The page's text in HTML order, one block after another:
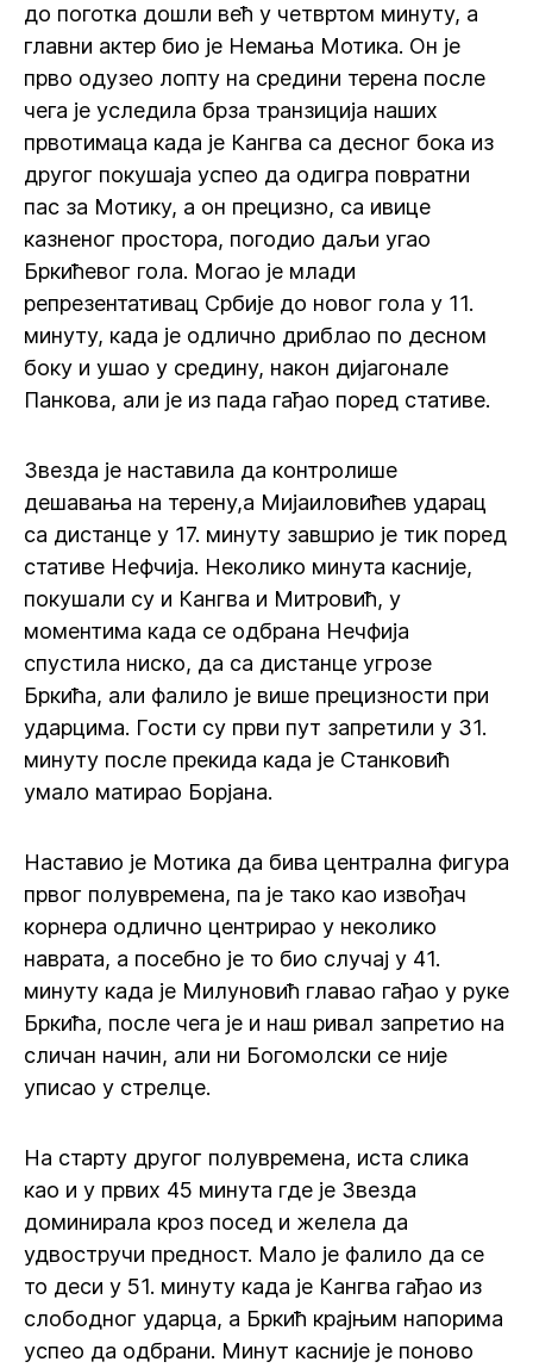
до поготка дошли већ у четвртом минуту, а
главни актер био је Немања Мотика. Он је
прво одузео лопту на средини терена после
чега је уследила брза транзиција наших
првотимаца када је Кангва са десног бока из
другог покушаја успео да одигра повратни
пас за Мотику, а он прецизно, са ивице
казненог простора, погодио даљи угао
Бркићевог гола. Могао је млади
репрезентативац Србије до новог гола у 11.
минуту, када је одлично дриблао по десном
боку и ушао у средину, након дијагонале
Панкова, али је из пада гађао поред стативе.
Звезда је наставила да контролише
дешавања на терену,а Мијаиловићев ударац
са дистанце у 17. минуту завшрио је тик поред
стативе Нефчија. Неколико минута касније,
покушали су и Кангва и Митровић, у
моментима када се одбрана Нечфија
спустила ниско, да са дистанце угрозе
Бркића, али фалило је више прецизности при
ударцима. Гости су први пут запретили у 31.
минуту после прекида када је Станковић
умало матирао Борјана.
Наставио је Мотика да бива централна фигура
првог полувремена, па је тако као извођач
корнера одлично центрирао у неколико
наврата, а посебно је то био случај у 41.
минуту када је Милуновић главао гађао у руке
Бркића, после чега је и наш ривал запретио на
сличан начин, али ни Богомолски се није
уписао у стрелце.
На старту другог полувремена, иста слика
као и у првих 45 минута где је Звезда
доминирала кроз посед и желела да
удвостручи предност. Мало је фалило да се
то деси у 51. минуту када је Кангва гађао из
слободног ударца, а Бркић крајњим напорима
успео да одбрани. Минут касније је поново